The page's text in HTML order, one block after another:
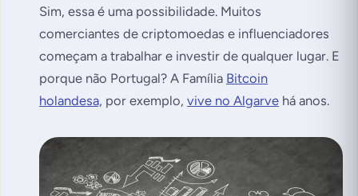
Sim, essa é uma possibilidade. Muitos
comerciantes de criptomoedas e influenciadores
começam a trabalhar e investir de qualquer lugar. E
porque não Portugal? A Família Bitcoin
holandesa, por exemplo, vive no Algarve há anos.